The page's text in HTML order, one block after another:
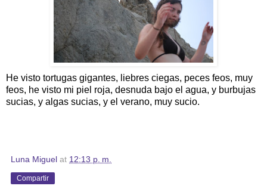
He visto tortugas gigantes, liebres ciegas, peces feos, muy
feos, he visto mi piel roja, desnuda bajo el agua, y burbujas
sucias, y algas sucias, y el verano, muy sucio.
Luna Miguel at 12:13 p. m.
Compartir